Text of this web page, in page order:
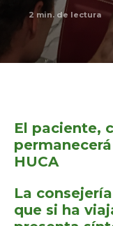
2 min. de lectura
El paciente,
HUCA
La
que si ha